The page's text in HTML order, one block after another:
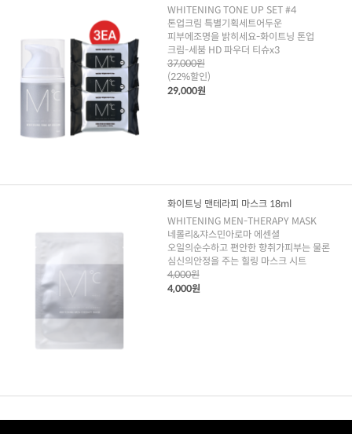
WHITENING TONE UP SET #4
톤업크림 특별기획세트어두운
피부에조명을 밝히세요-화이트닝 톤업
크림-세붐 HD 파우더 티슈x3
37,000원
(22%할인)
29,000원
화이트닝 맨테라피 마스크 18ml
WHITENING MEN-THERAPY MASK
네롤리&쟈스민아로마 에센셜
오일의순수하고 편안한 향취가피부는 물론
심신의안정을 주는 힐링 마스크 시트
4,000원
4,000원